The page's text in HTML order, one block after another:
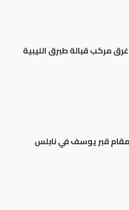
قبر يوسف في نابلس